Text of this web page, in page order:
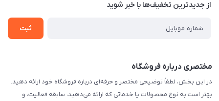
درباره ما
راهنما
از جدید‌ترین تخفیف‌ها با‌ خبر شوید
ثبت
مختصری درباره فروشگاه
در این بخش، لطفاً توضیحی مختصر و حرفه‌ای درباره فروشگاه خود ارائه دهید.
بهتر است به نوع محصولات یا خدماتی که ارائه می‌دهید، سابقه فعالیت، و